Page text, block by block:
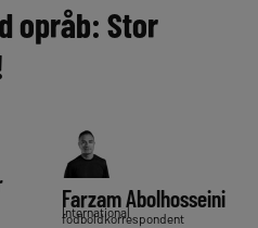
opråb: Stor
Farzam Abolhosseini
International
fodboldkorrespondent